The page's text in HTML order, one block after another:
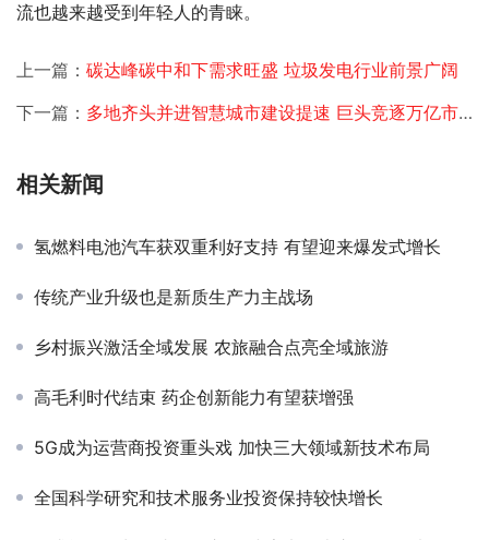
流也越来越受到年轻人的青睐。
上一篇： 碳达峰碳中和下需求旺盛 垃圾发电行业前景广阔
下一篇： 多地齐头并进智慧城市建设提速 巨头竞逐万亿市场生态
相关新闻
氢燃料电池汽车获双重利好支持 有望迎来爆发式增长
传统产业升级也是新质生产力主战场
乡村振兴激活全域发展 农旅融合点亮全域旅游
高毛利时代结束 药企创新能力有望获增强
5G成为运营商投资重头戏 加快三大领域新技术布局
全国科学研究和技术服务业投资保持较快增长